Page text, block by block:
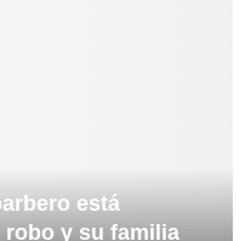
está
y su familia